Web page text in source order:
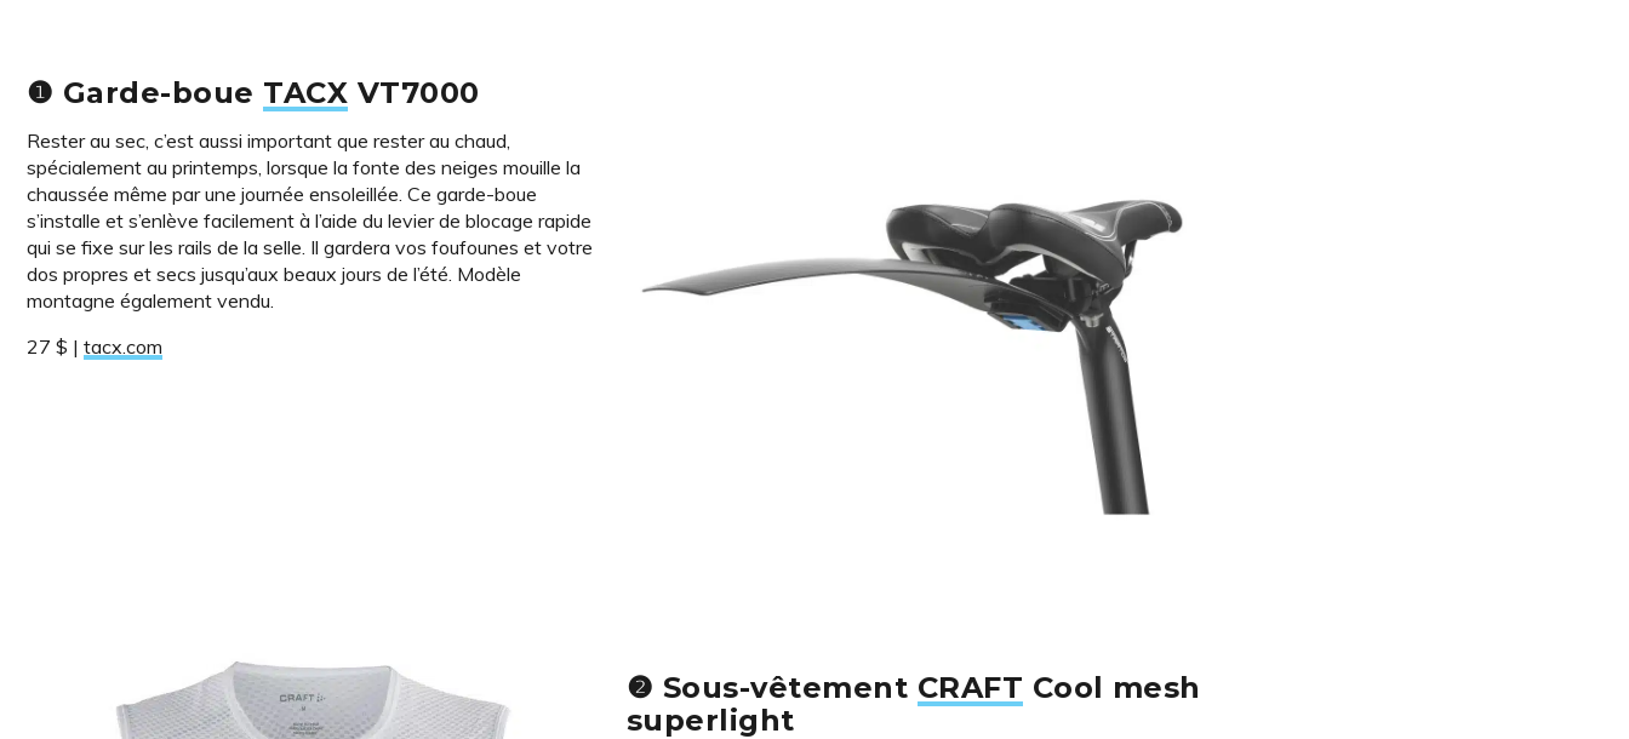
❶ Garde-boue TACX VT7000
Rester au sec, c’est aussi important que rester au chaud,
spécialement au printemps, lorsque la fonte des neiges mouille la
chaussée même par une journée ensoleillée. Ce garde-boue
s’installe et s’enlève facilement à l’aide du levier de blocage rapide
qui se fixe sur les rails de la selle. Il gardera vos foufounes et votre
dos propres et secs jusqu’aux beaux jours de l’été. Modèle
montagne également vendu.
27 $ | tacx.com
❷ Sous-vêtement CRAFT Cool mesh
superlight